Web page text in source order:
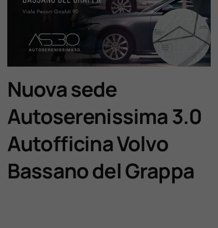
Assistenza
Novità Sui Nostri Veicoli
Lavora Con Noi
Contattaci
Nuova sede
Autoserenissima 3.0
Autofficina Volvo
Bassano del Grappa